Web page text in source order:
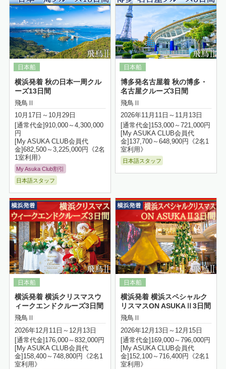
横浜発着 秋の日本一周クル
ーズ13日間
飛鳥Ⅱ
10月17日～10月29日
[通常代金]910,000～4,300,000
円
[My ASUKA CLUB会員代
金]682,500～3,225,000円《2名
1室利用》
My Asuka Club割引
日本語スタッフ
博多発名古屋着 秋の博多・
名古屋クルーズ3日間
飛鳥Ⅱ
2026年11月11日～11月13日
[通常代金]153,000～721,000円
[My ASUKA CLUB会員代
金]137,700～648,900円《2名1
室利用》
日本語スタッフ
横浜発着 横浜クリスマスウ
ィークエンドクルーズ3日間
飛鳥Ⅱ
2026年12月11日～12月13日
[通常代金]176,000～832,000円
[My ASUKA CLUB会員代
金]158,400～748,800円《2名1
室利用》
横浜発着 横浜スペシャルク
リスマスON ASUKAⅡ3日間
飛鳥Ⅱ
2026年12月13日～12月15日
[通常代金]169,000～796,000円
[My ASUKA CLUB会員代
金]152,100～716,400円《2名1
室利用》
詳細はこちら